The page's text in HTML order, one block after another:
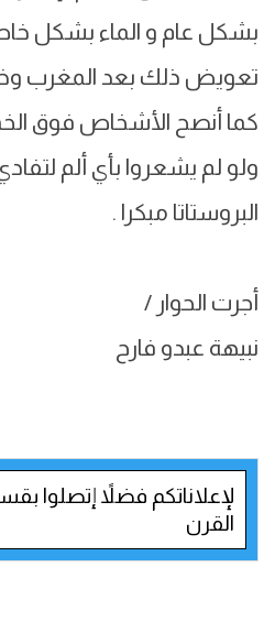
بشكل عام و الماء بشكل
تعويض ذلك بعد المغرب
كما أنصح الأشخاص فوق
ولو لم يشعروا بأي ألم
البروستاتا مبكرا .
أجرت الحوار /
نبيهة عبدو فارح
لإعلاناتكم فضلاً إتصلوا
القرن